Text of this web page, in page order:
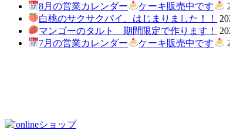
8月の営業カレンダー
ケーキ販売中です
白桃のサクサクパイ、はじまりました！！
マンゴーのタルト 期間限定で作ります！
7月の営業カレンダー
ケーキ販売中です